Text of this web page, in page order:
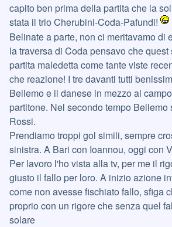
capito ben prima della partita che la
stata il trio Cherubini-Coda-Pafundi!
Belinate a parte, non ci meritavamo di
la traversa di Coda pensavo che
partita maledetta come tante viste
che reazione! I tre davanti tutti
Bellemo e il danese in mezzo al
partitone. Nel secondo tempo Bellemo
Rossi.
Prendiamo troppi gol simili, sempre
sinistra. A Bari con Ioannou, oggi con
Per lavoro l'ho vista alla tv, per me il
giusto il fallo per loro. A inizio azione
come non avesse fischiato fallo, sfiga
proprio con un rigore che senza quel
solare